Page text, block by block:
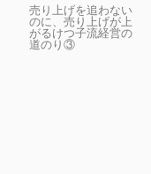
売り上げを追わない
のに、売り上げが上
がるけつ子流経営の
道のり③